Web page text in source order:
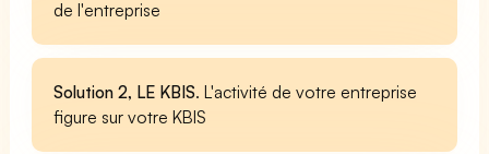
de l'entreprise
Solution 2, LE KBIS. L'activité de votre entreprise
figure sur votre KBIS